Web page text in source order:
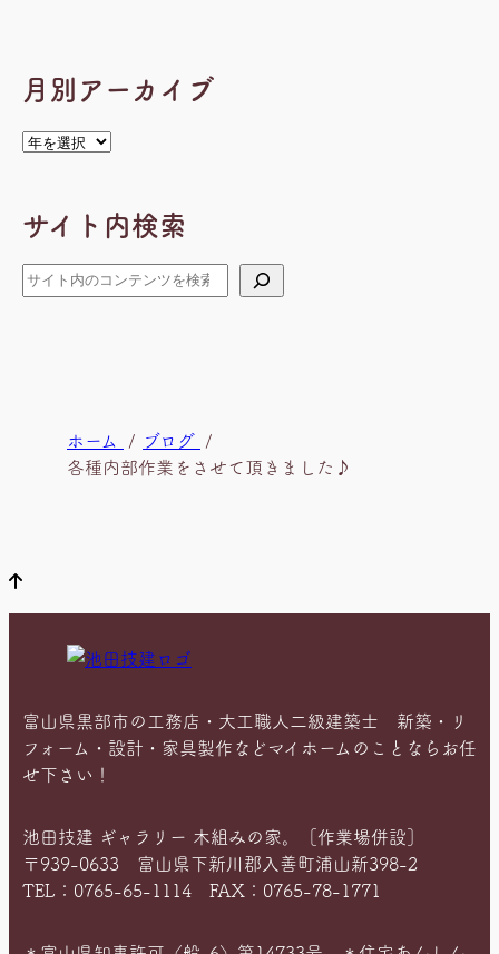
月別アーカイブ
ア
イ
ブ
サイト内検索
検
索
ホーム
ブログ
各種内部作業をさせて頂きました♪
富山県黒部市の工務店・大工職人二級建築士 新築・リ
フォーム・設計・家具製作などマイホームのことならお任
せ下さい！
池田技建 ギャラリー 木組みの家。［作業場併設］
〒939-0633 富山県下新川郡入善町浦山新398-2
TEL：0765-65-1114 FAX：0765-78-1771